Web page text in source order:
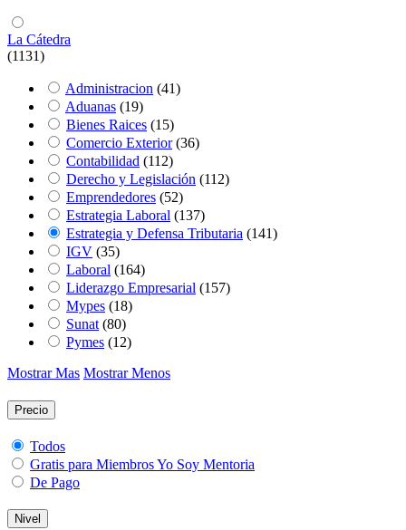
La Cátedra
(1131)
Administracion (41)
Aduanas (19)
Bienes Raices (15)
Comercio Exterior (36)
Contabilidad (112)
Derecho y Legislación (112)
Emprendedores (52)
Estrategia Laboral (137)
Estrategia y Defensa Tributaria (141)
IGV (35)
Laboral (164)
Liderazgo Empresarial (157)
Mypes (18)
Sunat (80)
Pymes (12)
Mostrar Mas Mostrar Menos
Precio
Todos
Gratis para Miembros Yo Soy Mentoria
De Pago
Nivel